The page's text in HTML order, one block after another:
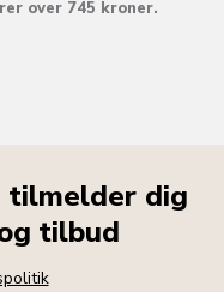
over 745 kroner.
tilmelder dig
tilbud